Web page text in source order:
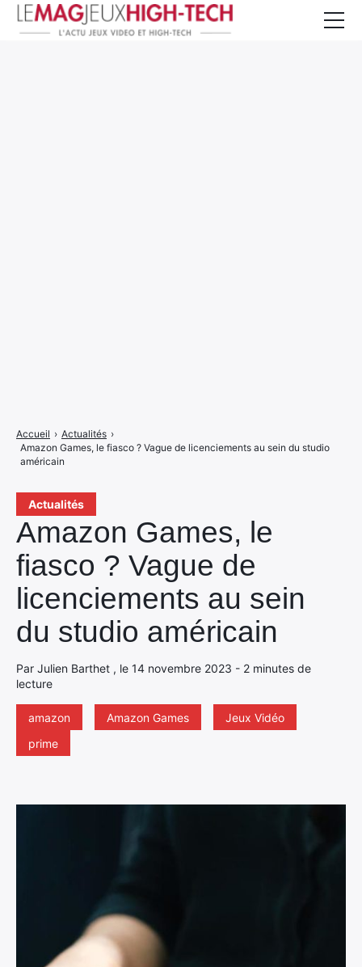
Actualités
Amazon Games, le
fiasco ? Vague de
licenciements au sein
du studio américain
Par Julien Barthet , le 14 novembre 2023 - 2 minutes de
lecture
amazon Amazon Games
Jeux Vidéo
prime
Accueil › Actualités ›
Amazon Games, le fiasco ? Vague de licenciements au sein du studio
américain